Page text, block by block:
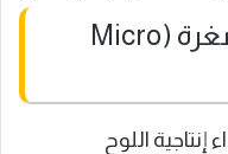
مميزات العواكس المصغرة (Micro
اللوح